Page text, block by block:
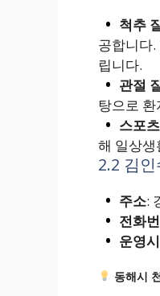
척추
공합니다
립니다.
관절
탕으로
스포
해 일상
2.2 김
주소:
전화
운영
동해시